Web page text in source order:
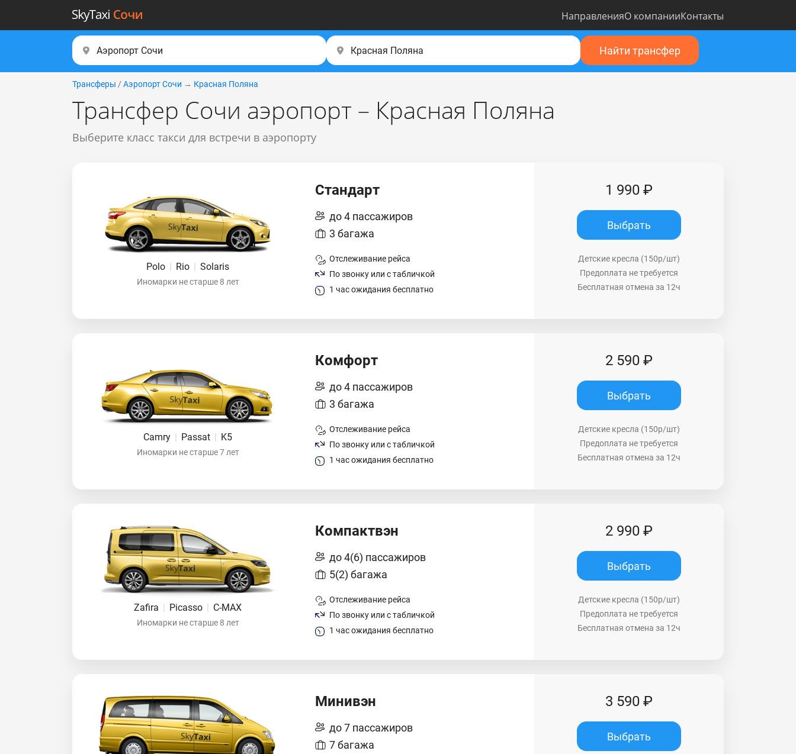
НаправленияО компанииКонтакты
Найти трансфер
Трансферы / Аэропорт Сочи → Красная Поляна
Трансфер Сочи аэропорт – Красная Поляна
Выберите класс такси для встречи в аэропорту
Polo | Rio | Solaris
Иномарки не старше 8 лет
Стандарт
до 4 пассажиров
3 багажа
Отслеживание рейса
По звонку или с табличкой
1 час ожидания бесплатно
1 990 ₽
Выбрать
Детские кресла (150р/шт)
Предоплата не требуется
Бесплатная отмена за 12ч
Camry | Passat | K5
Иномарки не старше 7 лет
Комфорт
до 4 пассажиров
3 багажа
Отслеживание рейса
По звонку или с табличкой
1 час ожидания бесплатно
2 590 ₽
Выбрать
Детские кресла (150р/шт)
Предоплата не требуется
Бесплатная отмена за 12ч
Zafira | Picasso | C-MAX
Иномарки не старше 8 лет
Компактвэн
до 4(6) пассажиров
5(2) багажа
Отслеживание рейса
По звонку или с табличкой
1 час ожидания бесплатно
2 990 ₽
Выбрать
Детские кресла (150р/шт)
Предоплата не требуется
Бесплатная отмена за 12ч
Минивэн
до 7 пассажиров
7 багажа
3 590 ₽
Выбрать